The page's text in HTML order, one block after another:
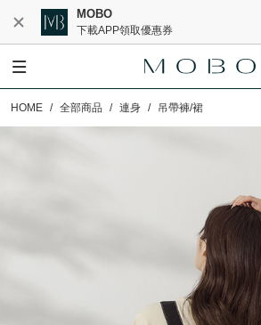
MOBO
下載APP領取優惠券
HOME 全部商品 連身 吊帶褲/裙